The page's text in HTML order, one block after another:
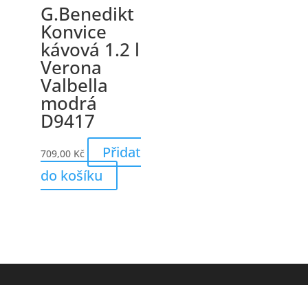
G.Benedikt
Konvice
kávová 1.2 l
Verona
Valbella
modrá
D9417
709,00 Kč
Přidat
do košíku